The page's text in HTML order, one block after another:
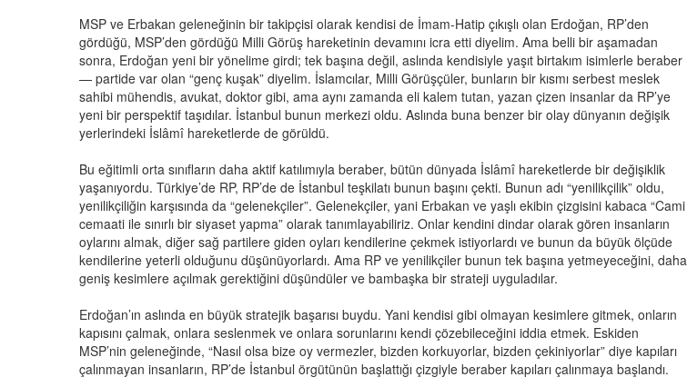
MSP ve Erbakan geleneğinin bir takipçisi olarak kendisi de İmam-Hatip çıkışlı olan Erdoğan, RP’den
gördüğü, MSP’den gördüğü Milli Görüş hareketinin devamını icra etti diyelim. Ama belli bir aşamadan
sonra, Erdoğan yeni bir yönelime girdi; tek başına değil, aslında kendisiyle yaşıt birtakım isimlerle beraber
— partide var olan “genç kuşak” diyelim. İslamcılar, Milli Görüşçüler, bunların bir kısmı serbest meslek
sahibi mühendis, avukat, doktor gibi, ama aynı zamanda eli kalem tutan, yazan çizen insanlar da RP’ye
yeni bir perspektif taşıdılar. İstanbul bunun merkezi oldu. Aslında buna benzer bir olay dünyanın değişik
yerlerindeki İslâmî hareketlerde de görüldü.
Bu eğitimli orta sınıfların daha aktif katılımıyla beraber, bütün dünyada İslâmî hareketlerde bir değişiklik
yaşanıyordu. Türkiye’de RP, RP’de de İstanbul teşkilatı bunun başını çekti. Bunun adı “yenilikçilik” oldu,
yenilikçiliğin karşısında da “gelenekçiler”. Gelenekçiler, yani Erbakan ve yaşlı ekibin çizgisini kabaca “Cami
cemaati ile sınırlı bir siyaset yapma” olarak tanımlayabiliriz. Onlar kendini dindar olarak gören insanların
oylarını almak, diğer sağ partilere giden oyları kendilerine çekmek istiyorlardı ve bunun da büyük ölçüde
kendilerine yeterli olduğunu düşünüyorlardı. Ama RP ve yenilikçiler bunun tek başına yetmeyeceğini, daha
geniş kesimlere açılmak gerektiğini düşündüler ve bambaşka bir strateji uyguladılar.
Erdoğan’ın aslında en büyük stratejik başarısı buydu. Yani kendisi gibi olmayan kesimlere gitmek, onların
kapısını çalmak, onlara seslenmek ve onlara sorunlarını kendi çözebileceğini iddia etmek. Eskiden
MSP’nin geleneğinde, “Nasıl olsa bize oy vermezler, bizden korkuyorlar, bizden çekiniyorlar” diye kapıları
çalınmayan insanların, RP’de İstanbul örgütünün başlattığı çizgiyle beraber kapıları çalınmaya başlandı.